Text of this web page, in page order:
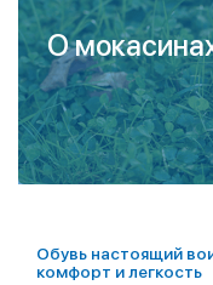
О
Обувь настоящий
комфорт и легкость